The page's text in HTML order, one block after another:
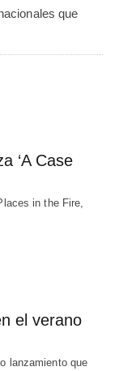
que
‘A Case
in the Fire,
el verano
lanzamiento que